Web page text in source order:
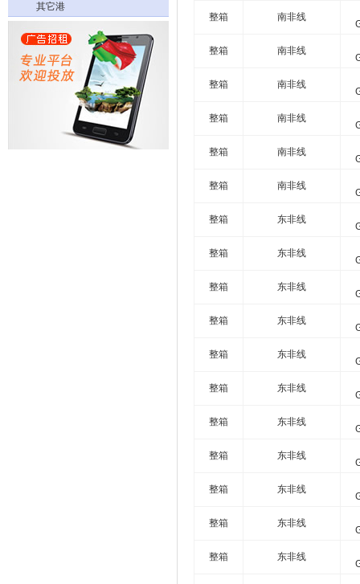
其它港
整箱 南非线
整箱 南非线
整箱 南非线
整箱 南非线
整箱 南非线
整箱 南非线
整箱 东非线
整箱 东非线
整箱 东非线
整箱 东非线
整箱 东非线
整箱 东非线
整箱 东非线
整箱 东非线
整箱 东非线
整箱 东非线
整箱 东非线